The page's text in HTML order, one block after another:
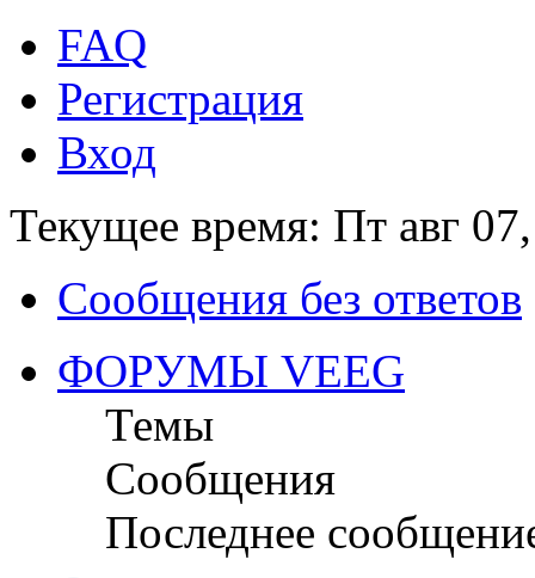
FAQ
Регистрация
Вход
Текущее время: Пт авг
Сообщения без ответов
ФОРУМЫ VEEG
Темы
Сообщения
Последнее